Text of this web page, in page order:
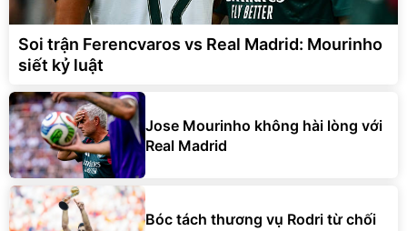
Soi trận Ferencvaros vs Real Madrid: Mourinho
siết kỷ luật
Jose Mourinho không hài lòng với
Real Madrid
Bóc tách thương vụ Rodri từ chối